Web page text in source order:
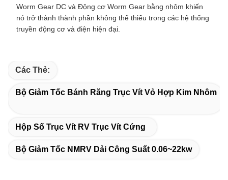
Worm Gear DC và Động cơ Worm Gear bằng nhôm khiến
nó trở thành thành phần không thể thiếu trong các hệ thống
truyền động cơ và điện hiện đại.
Các Thẻ:
Bộ Giảm Tốc Bánh Răng Trục Vít Vỏ Hợp Kim Nhôm
Hộp Số Trục Vít RV Trục Vít Cứng
Bộ Giảm Tốc NMRV Dải Công Suất 0.06~22kw